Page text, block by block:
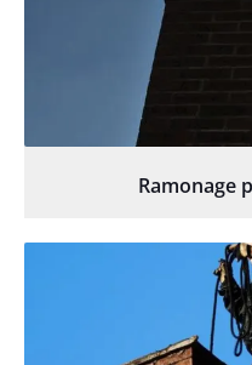
Ramonage